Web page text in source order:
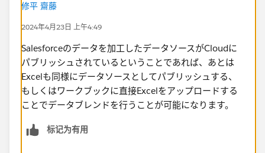
修平 齋藤
2024年4月23日 上午4:49
Salesforceのデータを加工したデータソースがCloudに
パブリッシュされているということであれば、あとは
Excelも同様にデータソースとしてパブリッシュする、
もしくはワークブックに直接Excelをアップロードする
ことでデータブレンドを行うことが可能になります。
标记为有用